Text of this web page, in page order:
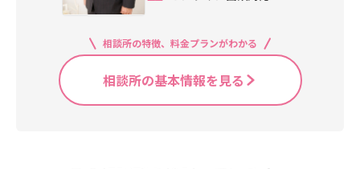
相談所の特徴、料金プランがわかる
相談所の基本情報を見る